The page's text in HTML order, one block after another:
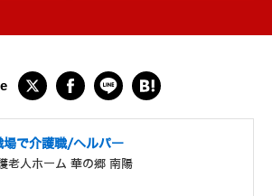
場で介護職/ヘルパー
老人ホーム 華の郷 南陽